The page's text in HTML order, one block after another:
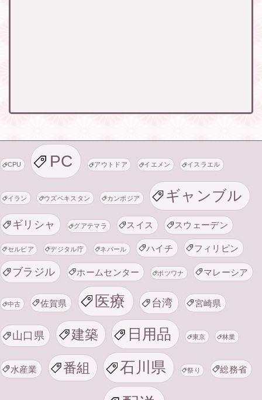
CPU PC アウトドア イエメン イスラエル
イラン ウズベキスタン カンボジア ギャンブル
ギリシャ グアテマラ スイス スウェーデン
セルビア デジタル庁 ネパール ハイチ フィリピン
ブラジル ホームセンター ボツワナ マレーシア
中古 佐賀県 医療 台湾 宮崎県
山口県 建築 日用品 東京 林業
水産業 番組 石川県 祭り 総務省